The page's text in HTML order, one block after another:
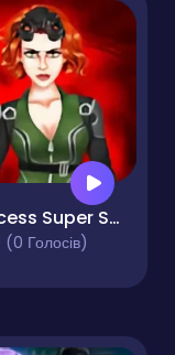
Princess Super Spy
(0 Голосів)